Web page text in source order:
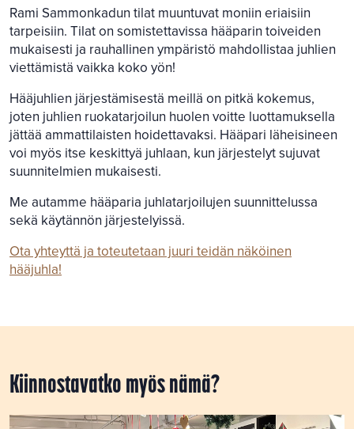
Rami Sammonkadun tilat muuntuvat moniin eriaisiin
tarpeisiin. Tilat on somistettavissa hääparin toiveiden
mukaisesti ja rauhallinen ympäristö mahdollistaa juhlien
viettämistä vaikka koko yön!
Hääjuhlien järjestämisestä meillä on pitkä kokemus,
joten juhlien ruokatarjoilun huolen voitte luottamuksella
jättää ammattilaisten hoidettavaksi. Hääpari läheisineen
voi myös itse keskittyä juhlaan, kun järjestelyt sujuvat
suunnitelmien mukaisesti.
Me autamme hääparia juhlatarjoilujen suunnittelussa
sekä käytännön järjestelyissä.
Ota yhteyttä ja toteutetaan juuri teidän näköinen
hääjuhla!
Kiinnostavatko myös nämä?